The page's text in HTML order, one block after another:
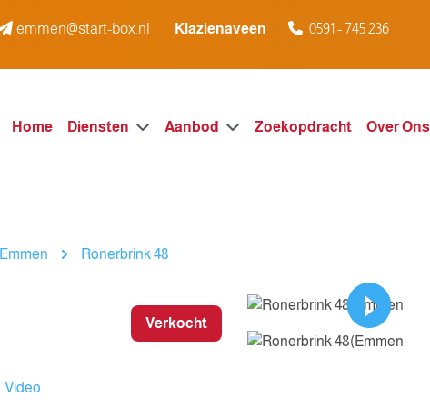
emmen@start-box.nl Klazienaveen
0591 - 745 236
Home Diensten Aanbod Zoekopdracht Over Ons
Emmen Ronerbrink 48
Verkocht
Video